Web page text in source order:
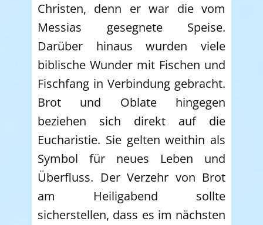
Christen, denn er war die vom
Messias gesegnete Speise.
Darüber hinaus wurden viele
biblische Wunder mit Fischen und
Fischfang in Verbindung gebracht.
Brot und Oblate hingegen
beziehen sich direkt auf die
Eucharistie. Sie gelten weithin als
Symbol für neues Leben und
Überfluss. Der Verzehr von Brot
am Heiligabend sollte
sicherstellen, dass es im nächsten